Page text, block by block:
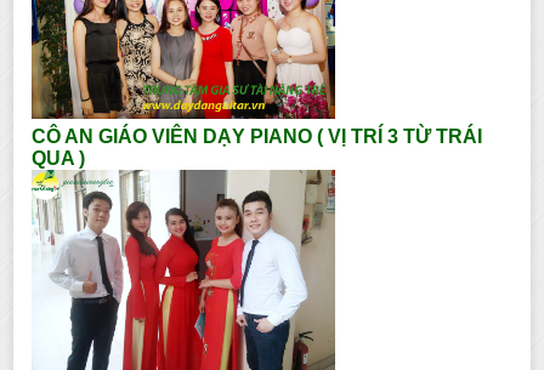
CÔ AN GIÁO VIÊN DẠY PIANO ( VỊ TRÍ 3 TỪ TRÁI
QUA )